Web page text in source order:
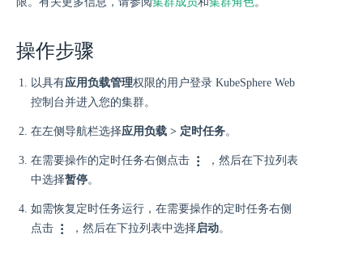
操作步骤
以具有应用负载管理权限的用户登录 KubeSphere Web
控制台并进入您的集群。
在左侧导航栏选择应用负载 > 定时任务。
在需要操作的定时任务右侧点击
，然后在下拉列表
中选择暂停。
如需恢复定时任务运行，在需要操作的定时任务右侧
点击
，然后在下拉列表中选择启动。